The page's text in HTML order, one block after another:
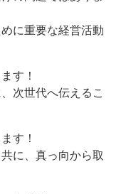
重要な経営活動
！
世代へ伝えるこ
！
、真っ向から取